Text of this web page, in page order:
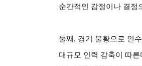
순간적인 감정이나 결정
둘째, 경기 불황으로 인
대규모 인력 감축이 따